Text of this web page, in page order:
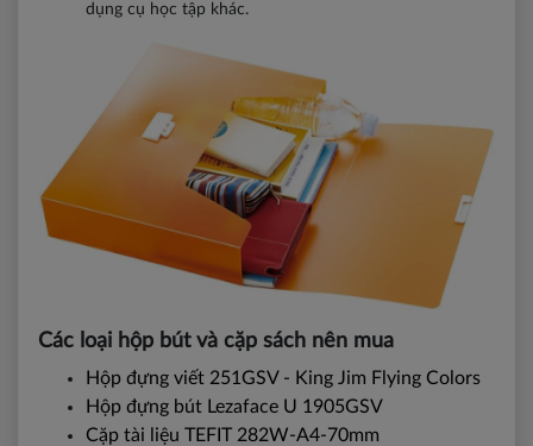
dụng cụ học tập khác.
Các loại hộp bút và cặp sách nên mua
Hộp đựng viết 251GSV - King Jim Flying Colors
Hộp đựng bút Lezaface U 1905GSV
Cặp tài liệu TEFIT 282W-A4-70mm